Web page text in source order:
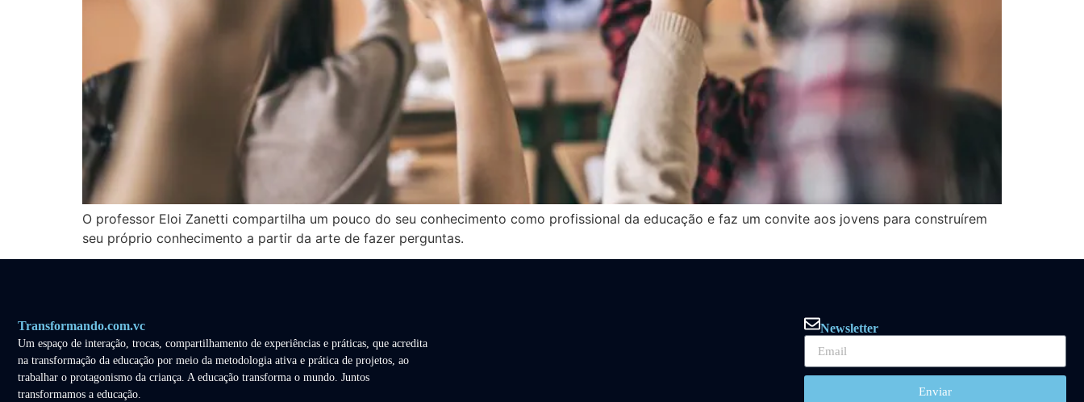
O professor Eloi Zanetti compartilha um pouco do seu conhecimento como profissional da educação e faz um convite aos jovens para construírem
seu próprio conhecimento a partir da arte de fazer perguntas.
Transformando.com.vc
Um espaço de interação, trocas, compartilhamento de experiências e práticas, que acredita
na transformação da educação por meio da metodologia ativa e prática de projetos, ao
trabalhar o protagonismo da criança. A educação transforma o mundo. Juntos
transformamos a educação.
Newsletter
Enviar